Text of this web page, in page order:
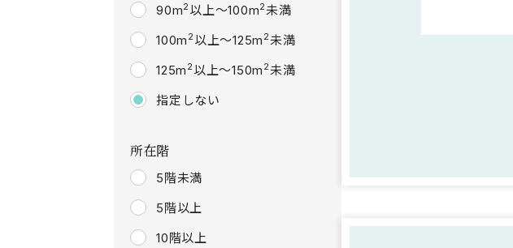
90m2以上～100m2未満
100m 2以上～125m 2未満
125m 2以上～150m 2未満
指定しない
所在階
5階未満
5階以上
10階以上